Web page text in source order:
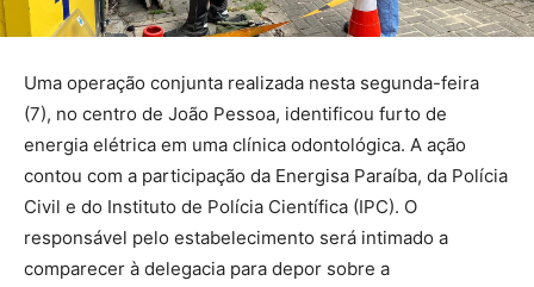
Uma operação conjunta realizada nesta segunda-feira
(7), no centro de João Pessoa, identificou furto de
energia elétrica em uma clínica odontológica. A ação
contou com a participação da Energisa Paraíba, da Polícia
Civil e do Instituto de Polícia Científica (IPC). O
responsável pelo estabelecimento será intimado a
comparecer à delegacia para depor sobre a